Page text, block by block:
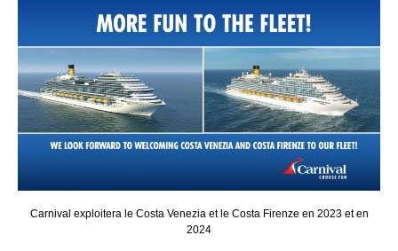
Carnival exploitera le Costa Venezia et le Costa Firenze en 2023 et en
2024